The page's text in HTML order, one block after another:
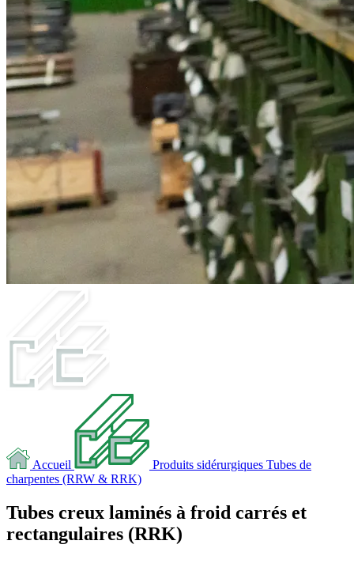
Accueil Produits sidérurgiques Tubes de
charpentes (RRW & RRK)
Tubes creux laminés à froid carrés et
rectangulaires (RRK)